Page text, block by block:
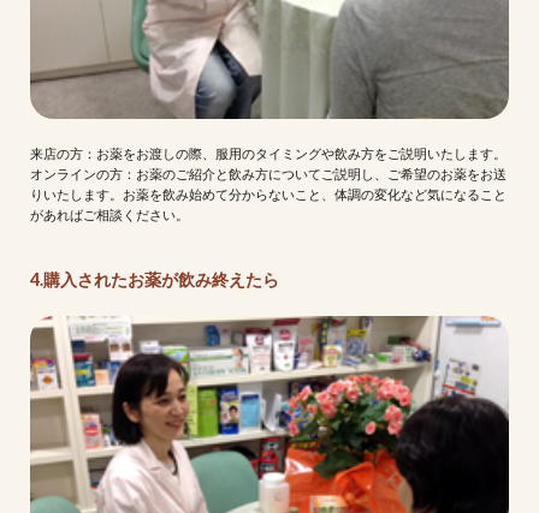
来店の方：お薬をお渡しの際、服用のタイミングや飲み方をご説明いたします。
オンラインの方：お薬のご紹介と飲み方についてご説明し、ご希望のお薬をお送
りいたします。お薬を飲み始めて分からないこと、体調の変化など気になること
があればご相談ください。
4.購入されたお薬が飲み終えたら